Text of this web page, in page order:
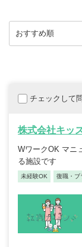
チェックして
株式会社キッ
WワークOK マニ
る施設です
未経験OK 復職・ブ